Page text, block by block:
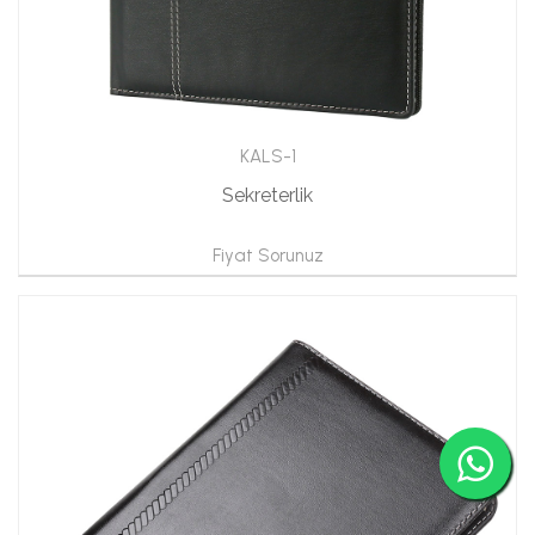
KALS-1
Sekreterlik
Fiyat Sorunuz